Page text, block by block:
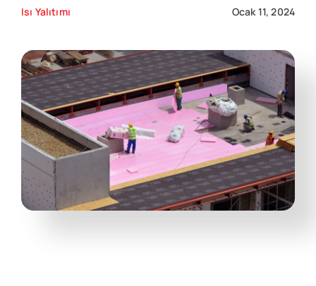
İletişim
Isı Yalıtımı Ocak 11, 2024